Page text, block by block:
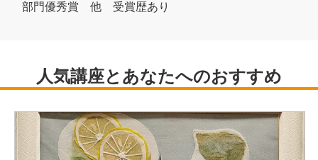
部門優秀賞 他 受賞歴あり